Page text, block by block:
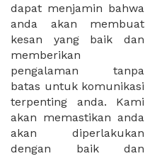
dapat menjamin bahwa
anda akan membuat
kesan yang baik dan
memberikan
pengalaman tanpa
batas untuk komunikasi
terpenting anda. Kami
akan memastikan anda
akan diperlakukan
dengan baik dan
empat orang, atau
berkapasitas hingga
puluhan orang. Apakah
anda membutuhkan
ruang rapat mewah?
anda akan menemukan
fasilitas yang dirancang
khusus untuk
memastikan